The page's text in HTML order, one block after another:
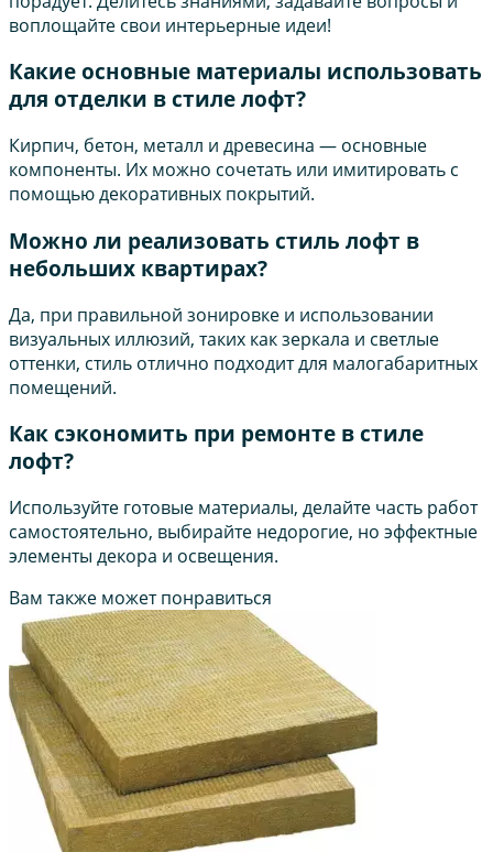
воплощайте свои интерьерные идеи!
Какие основные материалы использовать
для отделки в стиле лофт?
Кирпич, бетон, металл и древесина — основные
компоненты. Их можно сочетать или имитировать с
помощью декоративных покрытий.
Можно ли реализовать стиль лофт в
небольших квартирах?
Да, при правильной зонировке и использовании
визуальных иллюзий, таких как зеркала и светлые
оттенки, стиль отлично подходит для малогабаритных
помещений.
Как сэкономить при ремонте в стиле
лофт?
Используйте готовые материалы, делайте часть работ
самостоятельно, выбирайте недорогие, но эффектные
элементы декора и освещения.
Вам также может понравиться